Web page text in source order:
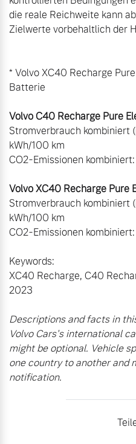
die reale Reichweite kann
Zielwerte vorbehaltlich der
* Volvo XC40 Recharge
Batterie
Volvo C40 Recharge Pure
Stromverbrauch kombiniert
kWh/100 km
CO2-Emissionen
Volvo XC40 Recharge Pure
Stromverbrauch kombiniert
kWh/100 km
CO2-Emissionen
Keywords:
XC40 Recharge, C40
2023
Descriptions and facts in
Volvo Cars's international
might be optional. Vehicle
one country to another and
notification.